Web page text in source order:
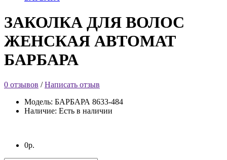
ЗАКОЛКА ДЛЯ ВОЛОС
ЖЕНСКАЯ АВТОМАТ
БАРБАРА
0 отзывов /Написать отзыв
Модель: БАРБАРА 8633-484
Наличие: Есть в наличии
0р.